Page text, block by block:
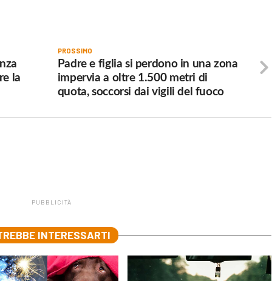
PROSSIMO
Padre e figlia si perdono in una zona
impervia a oltre 1.500 metri di
quota, soccorsi dai vigili del fuoco
la
PUBBLICITÀ
INTERESSARTI